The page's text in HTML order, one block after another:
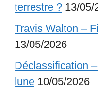
terrestre ? 13/05/
Travis Walton –
13/05/2026
Déclassification
lune 10/05/2026